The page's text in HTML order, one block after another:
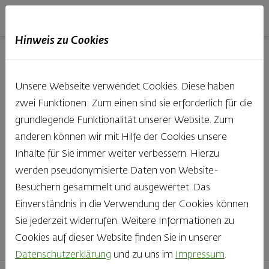
Backstube entdecken
Was gibt es Schöneres, als bei Brot & Gebäck die Qual
der Wahl zu haben? Noch dazu, wenn so großer Wert
auf den kleinen, feinen Unterschied gelegt wird, wie bei
Haubis. Beste Zutaten und Handwerk, das seinen
Namen auch verdient – das schmeckt man einfach!
Finden Sie Ihr Lieblingsprodukt
Hinweis zu Cookies
Unsere Webseite verwendet Cookies. Diese haben
zwei Funktionen: Zum einen sind sie erforderlich für die
grundlegende Funktionalität unserer Website. Zum
anderen können wir mit Hilfe der Cookies unsere
Inhalte für Sie immer weiter verbessern. Hierzu
werden pseudonymisierte Daten von Website-
Besuchern gesammelt und ausgewertet. Das
Einverständnis in die Verwendung der Cookies können
Sie jederzeit widerrufen. Weitere Informationen zu
Cookies auf dieser Website finden Sie in unserer
Datenschutzerklärung und zu uns im Impressum.